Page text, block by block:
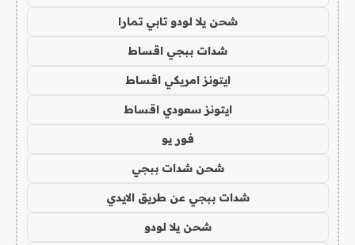
شحن يلا لودو تابي تمارا
شدات ببجي اقساط
ايتونز امريكي اقساط
ايتونز سعودي اقساط
فور يو
شحن شدات ببجي
شدات ببجي عن طريق الايدي
شحن يلا لودو